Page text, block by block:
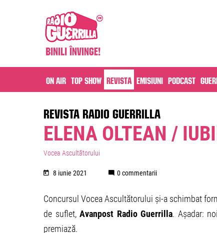
On air Top Show Revista Emisiuni Podcast
REVISTA RADIO GUERRILLA
ELENA OLTEAN /
Vocea Ascultătorului
8 iunie 2021 0 commentarii
Concursul Vocea Ascultătorului și-a schimbat
de suflet,Avanpost Radio Guerrilla. Așadar:
premiază.